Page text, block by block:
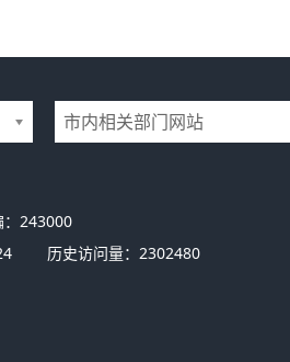
市内相关部门网站
：243000
历史访问量： 2302480